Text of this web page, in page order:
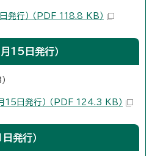
発行） （PDF 118.8 KB）
15日発行）
15日発行） （PDF 124.3 KB）
発行）